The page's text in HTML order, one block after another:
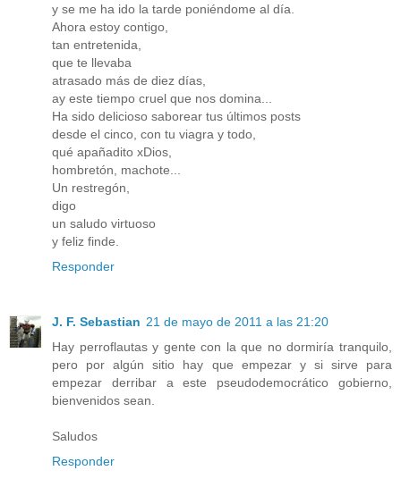
y se me ha ido la tarde poniéndome al día.
Ahora estoy contigo,
tan entretenida,
que te llevaba
atrasado más de diez días,
ay este tiempo cruel que nos domina...
Ha sido delicioso saborear tus últimos posts
desde el cinco, con tu viagra y todo,
qué apañadito xDios,
hombretón, machote...
Un restregón,
digo
un saludo virtuoso
y feliz finde.
Responder
J. F. Sebastian 21 de mayo de 2011 a las 21:20
Hay perroflautas y gente con la que no dormiría tranquilo,
pero por algún sitio hay que empezar y si sirve para
empezar derribar a este pseudodemocrático gobierno,
bienvenidos sean.
Saludos
Responder